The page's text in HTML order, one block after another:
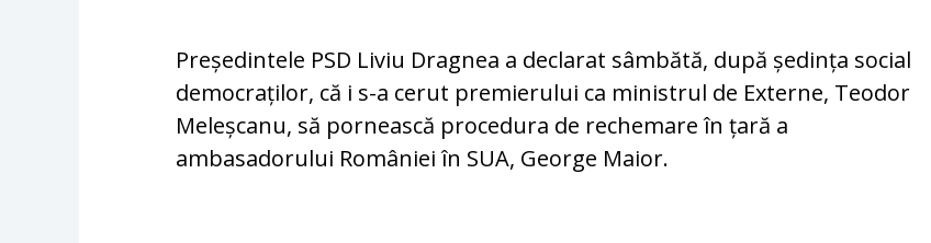
Președintele PSD Liviu Dragnea a declarat sâmbătă, după ședința social
democraților, că i s-a cerut premierului ca ministrul de Externe, Teodor
Meleșcanu, să pornească procedura de rechemare în țară a
ambasadorului României în SUA, George Maior.